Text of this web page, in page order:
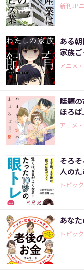
新刊JP
ある
家族
アニメ
話題
ほろ
アニメ
そろ
人の
トピッ
あな
トピッ